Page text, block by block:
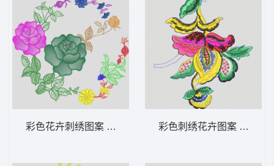
彩色花卉刺绣图案 靓花 彩色刺绣花卉图案 靓花